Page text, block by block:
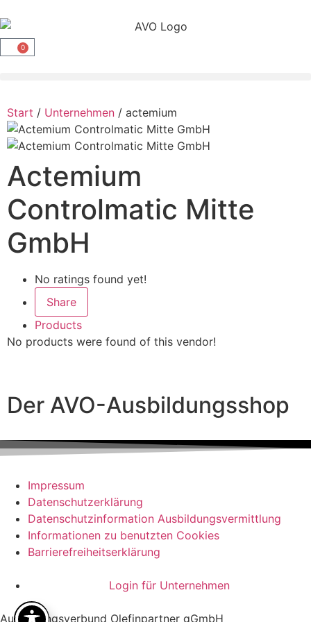
0
Start / Unternehmen / actemium
Actemium
Controlmatic Mitte
GmbH
No ratings found yet!
Share
Products
No products were found of this vendor!
Der AVO-Ausbildungsshop
Impressum
Datenschutzerklärung
Datenschutzinformation Ausbildungsvermittlung
Informationen zu benutzten Cookies
Barrierefreiheitserklärung
Login für Unternehmen
Ausbildungsverbund Olefinpartner gGmbH